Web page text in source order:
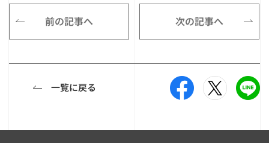
前の記事へ 次の記事へ
一覧に戻る